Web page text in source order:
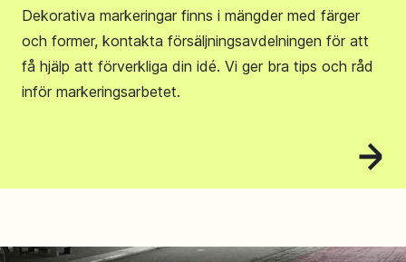
Dekorativa markeringar finns i mängder med färger
och former, kontakta försäljningsavdelningen för att
få hjälp att förverkliga din idé. Vi ger bra tips och råd
inför markeringsarbetet.